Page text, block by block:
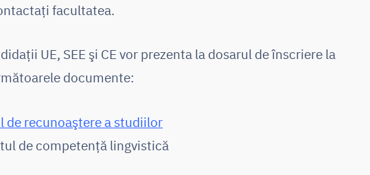
facultatea.
UE, SEE şi CE vor prezenta la dosarul de înscriere la
documente:
de recunoaştere a studiilor
de competenţă lingvistică